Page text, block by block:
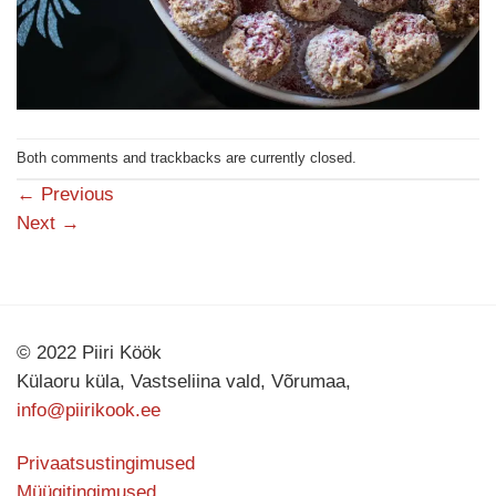
Both comments and trackbacks are currently closed.
← Previous
Next →
© 2022 Piiri Köök
Külaoru küla, Vastseliina vald, Võrumaa,
info@piirikook.ee
Privaatsustingimused